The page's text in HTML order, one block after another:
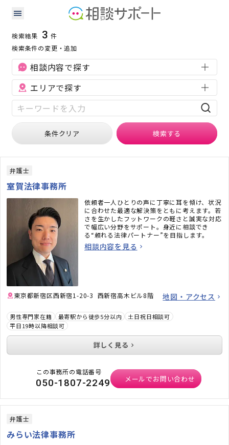
福島県の刑事事件に強い専門家の検索結果
刑事事件
検索結果 3 件
検索条件の変更・追加
相談内容で探す
エリアで探す
条件クリア 検索する
弁護士
室賀法律事務所
依頼者一人ひとりの声に丁寧に耳を傾け、状況
に合わせた最適な解決策をともに考えます。若
さを生かしたフットワークの軽さと誠実な対応
で幅広い分野をサポート。身近に相談でき
る“頼れる法律パートナー”を目指します。
相談内容を見る
東京都新宿区西新宿1-20-3 西新宿高木ビル8階 地図・アクセス
男性専門家在籍 最寄駅から徒歩5分以内
土日祝日相談可
平日19時以降相談可
詳しく見る
この事務所の電話番号
050-1807-2249 メールでお問い合わせ
弁護士
みらい法律事務所